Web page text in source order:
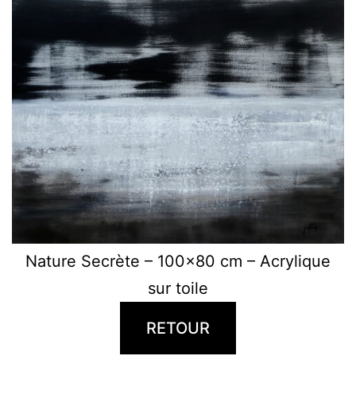
Nature Secrète – 100×80 cm – Acrylique
sur toile
RETOUR